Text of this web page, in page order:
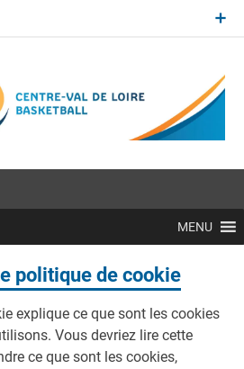
MENU
politique de cookie
explique ce que sont les cookies
Vous devriez lire cette
ce que sont les cookies,